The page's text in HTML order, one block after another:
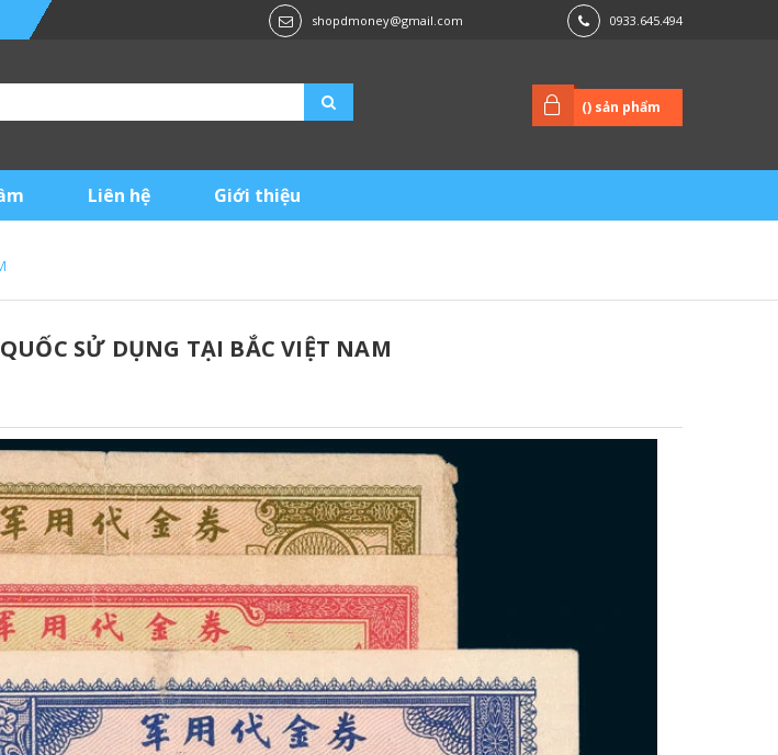
shopdmoney@gmail.com 0933.645.494
() sản phẩm
Liên hệ Giới thiệu
SỬ DỤNG TẠI BẮC VIỆT NAM